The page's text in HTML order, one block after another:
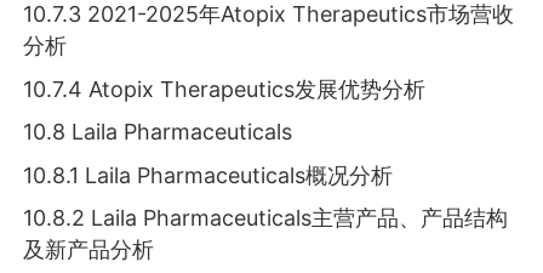
10.7.3 2021-2025年Atopix Therapeutics市场营收
分析
10.7.4 Atopix Therapeutics发展优势分析
10.8 Laila Pharmaceuticals
10.8.1 Laila Pharmaceuticals概况分析
10.8.2 Laila Pharmaceuticals主营产品、产品结构
及新产品分析